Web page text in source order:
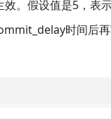
。假设值是5，表
时间后